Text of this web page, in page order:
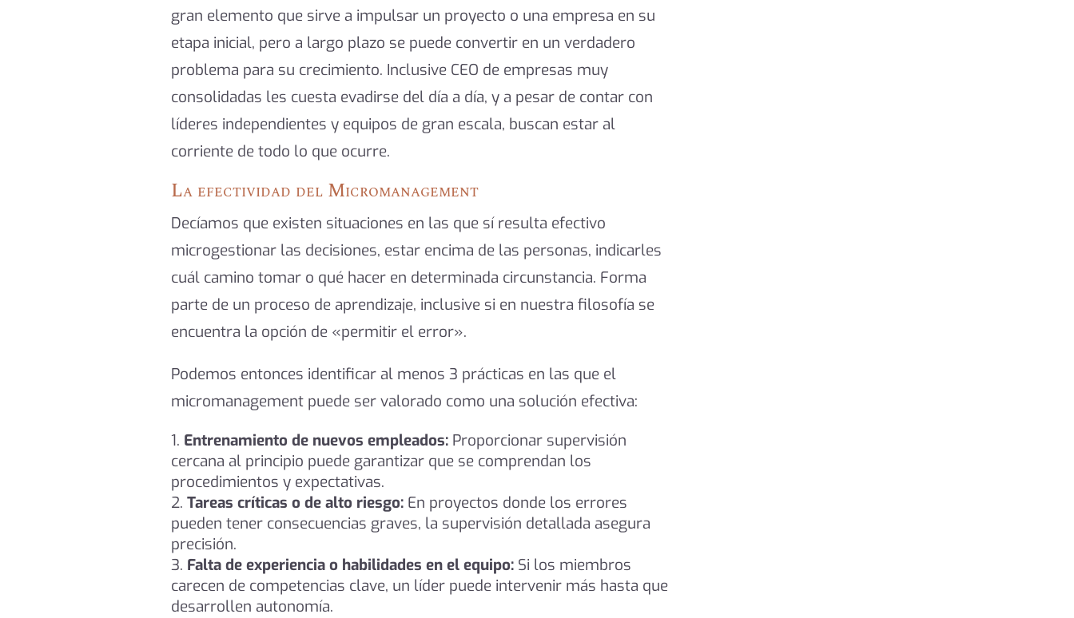
gran elemento que sirve a impulsar un proyecto o una empresa en su
etapa inicial, pero a largo plazo se puede convertir en un verdadero
problema para su crecimiento. Inclusive CEO de empresas muy
consolidadas les cuesta evadirse del día a día, y a pesar de contar con
líderes independientes y equipos de gran escala, buscan estar al
corriente de todo lo que ocurre.
La efectividad del Micromanagement
Decíamos que existen situaciones en las que sí resulta efectivo
microgestionar las decisiones, estar encima de las personas, indicarles
cuál camino tomar o qué hacer en determinada circunstancia. Forma
parte de un proceso de aprendizaje, inclusive si en nuestra filosofía se
encuentra la opción de «permitir el error».
Podemos entonces identificar al menos 3 prácticas en las que el
micromanagement puede ser valorado como una solución efectiva:
Entrenamiento de nuevos empleados:Proporcionar supervisión
cercana al principio puede garantizar que se comprendan los
procedimientos y expectativas.
Tareas críticas o de alto riesgo:En proyectos donde los errores
pueden tener consecuencias graves, la supervisión detallada asegura
precisión.
Falta de experiencia o habilidades en el equipo:Si los miembros
carecen de competencias clave, un líder puede intervenir más hasta que
desarrollen autonomía.